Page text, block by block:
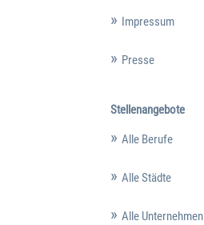
Impressum
Presse
Stellenangebote
Alle Berufe
Alle Städte
Alle Unternehmen